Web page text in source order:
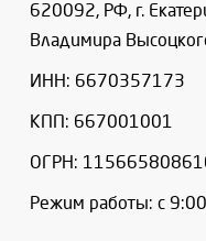
620092, РФ, г.
Владимира
ИНН: 6670357173
КПП: 667001001
ОГРН:
Режим работы: с